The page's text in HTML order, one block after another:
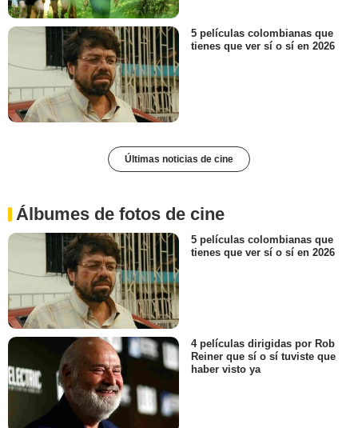
5 películas colombianas que
tienes que ver sí o sí en 2026
Últimas noticias de cine
Álbumes de fotos de cine
5 películas colombianas que
tienes que ver sí o sí en 2026
4 películas dirigidas por Rob
Reiner que sí o sí tuviste que
haber visto ya